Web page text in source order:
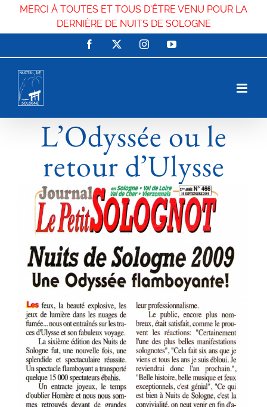
MERCI À TOUTES ET TOUS D'ÊTRE VENU POUR LA
DERNIÈRE DE NUITS DE SOLOGNE
au
contenu
Facebook InstagramYouTube
L’Odyssée ou le
retour d’Ulysse